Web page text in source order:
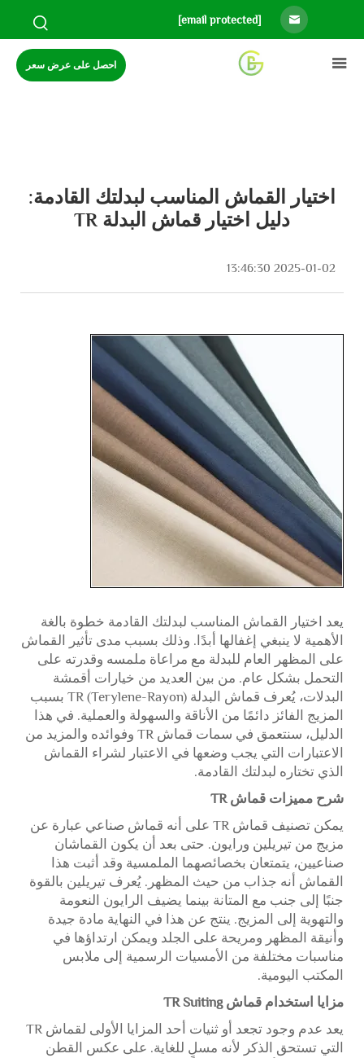
[email protected]
احصل على عرض سعر
اختيار القماش المناسب لبدلتك القادمة:
دليل اختيار قماش البدلة TR
2025-01-02 13:46:30
يعد اختيار القماش المناسب لبدلتك القادمة خطوة بالغة
الأهمية لا ينبغي إغفالها أبدًا. وذلك بسبب مدى تأثير القماش
على المظهر العام للبدلة مع مراعاة ملمسه وقدرته على
التحمل بشكل عام. من بين العديد من خيارات أقمشة
البدلات، يُعرف قماش البدلة TR (Terylene-Rayon) بسبب
المزيج الفائز دائمًا من الأناقة والسهولة والعملية. في هذا
الدليل، سنتعمق في سمات قماش TR وفوائده والمزيد من
الاعتبارات التي يجب وضعها في الاعتبار لشراء القماش
الذي تختاره لبدلتك القادمة.
شرح مميزات قماش TR
يمكن تصنيف قماش TR على أنه قماش صناعي عبارة عن
مزيج من تيريلين ورايون. حتى بعد أن يكون القماشان
صناعيين، يتمتعان بخصائصهما الملمسية وقد أثبت هذا
القماش أنه جذاب من حيث المظهر. يُعرف تيريلين بالقوة
جنبًا إلى جنب مع المتانة بينما يضيف الرايون النعومة
والتهوية إلى المزيج. ينتج عن هذا في النهاية مادة جيدة
وأنيقة المظهر ومريحة على الجلد ويمكن ارتداؤها في
مناسبات مختلفة من الأمسيات الرسمية إلى ملابس
المكتب اليومية.
مزايا استخدام قماش TR Suiting
يعد عدم وجود تجعد أو ثنيات أحد المزايا الأولى لقماش TR
التي تستحق الذكر لأنه مسلٍ للغاية. على عكس القطن